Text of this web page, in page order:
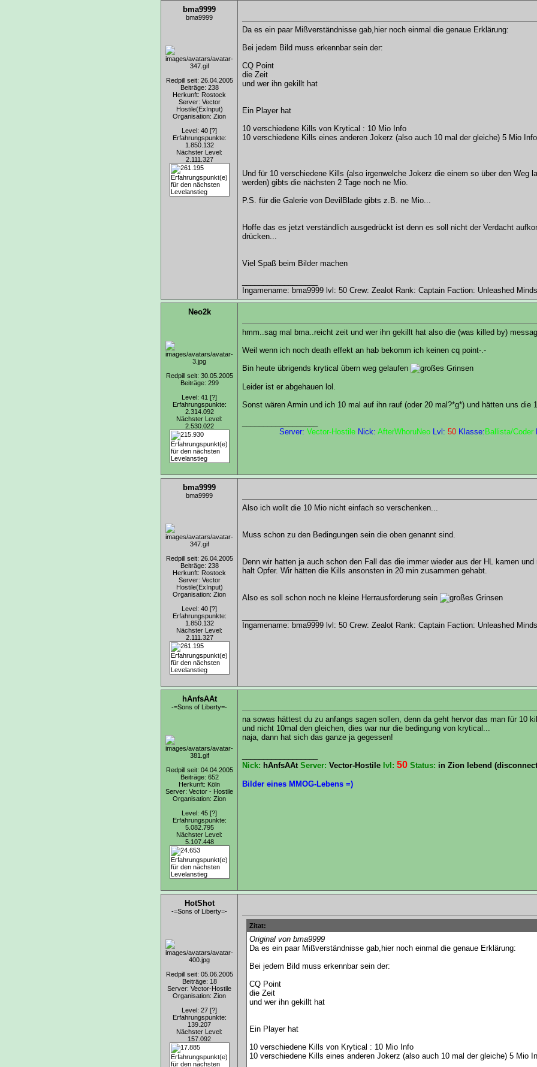
bma9999
bma9999
Redpill seit: 26.04.2005
Beiträge: 238
Herkunft: Rostock
Server: Vector
Hostile(ExInput)
Organisation: Zion
Level: 40 [?]
Erfahrungspunkte:
1.850.132
Nächster Level:
2.111.327
Da es ein paar Mißverständnisse gab,hier noch einmal die genaue Erklärung:
Bei jedem Bild muss erkennbar sein der:
CQ Point
die Zeit
und wer ihn gekillt hat
Ein Player hat
10 verschiedene Kills von Krytical : 10 Mio Info
10 verschiedene Kills eines anderen Jokerz (also auch 10 mal der gleiche) 5 Mio Info
Und für 10 verschiedene Kills (also irgenwelche Jokerz die einem so über den Weg
werden) gibts die nächsten 2 Tage noch ne Mio.
P.S. für die Galerie von DevilBlade gibts z.B. ne Mio...
Hoffe das es jetzt verständlich ausgedrückt ist denn es soll nicht der Verdacht
drücken...
Viel Spaß beim Bilder machen
Ingamename: bma9999 lvl: 50 Crew: Zealot Rank: Captain Faction: Unleashed
Neo2k
Redpill seit: 30.05.2005
Beiträge: 299
Level: 41 [?]
Erfahrungspunkte:
2.314.092
Nächster Level:
2.530.022
hmm..sag mal bma..reicht zeit und wer ihn gekillt hat also die (was killed by)
Weil wenn ich noch death effekt an hab bekomm ich keinen cq point-.-
Bin heute übrigends krytical übern weg gelaufen
Leider ist er abgehauen lol.
Sonst wären Armin und ich 10 mal auf ihn rauf (oder 20 mal?*g*) und hätten uns die
Server: Vector-Hostile Nick: AfterWhoruNeo Lvl: 50Klasse: Ballista/Coder
bma9999
bma9999
Redpill seit: 26.04.2005
Beiträge: 238
Herkunft: Rostock
Server: Vector
Hostile(ExInput)
Organisation: Zion
Level: 40 [?]
Erfahrungspunkte:
1.850.132
Nächster Level:
2.111.327
Also ich wollt die 10 Mio nicht einfach so verschenken...
Muss schon zu den Bedingungen sein die oben genannt sind.
Denn wir hatten ja auch schon den Fall das die immer wieder aus der HL kamen
halt Opfer. Wir hätten die Kills ansonsten in 20 min zusammen gehabt.
Also es soll schon noch ne kleine Herrausforderung sein
Ingamename: bma9999 lvl: 50 Crew: Zealot Rank: Captain Faction: Unleashed
hAnfsAAt
-=Sons of Liberty=-
Redpill seit: 04.04.2005
Beiträge: 652
Herkunft: Köln
Server: Vector - Hostile
Organisation: Zion
Level: 45 [?]
Erfahrungspunkte:
5.082.795
Nächster Level:
5.107.448
na sowas hättest du zu anfangs sagen sollen, denn da geht hervor das man für 10
und nicht 10mal den gleichen, dies war nur die bedingung von krytical...
naja, dann hat sich das ganze ja gegessen!
Nick: hAnfsAAt Server: Vector-Hostile lvl: 50 Status: in Zion lebend
Bilder eines MMOG-Lebens =)
HotShot
-=Sons of Liberty=-
Redpill seit: 05.06.2005
Beiträge: 18
Server: Vector-Hostile
Organisation: Zion
Level: 27 [?]
Erfahrungspunkte:
139.207
Nächster Level:
157.092
Zitat:
Original von bma9999
Da es ein paar Mißverständnisse gab,hier noch einmal die genaue Erklärung:
Bei jedem Bild muss erkennbar sein der:
CQ Point
die Zeit
und wer ihn gekillt hat
Ein Player hat
10 verschiedene Kills von Krytical : 10 Mio Info
10 verschiedene Kills eines anderen Jokerz (also auch 10 mal der gleiche) 5 Mio